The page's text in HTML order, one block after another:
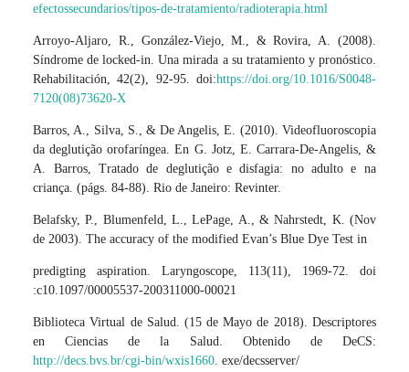
efectossecundarios/tipos-de-tratamiento/radioterapia.html
Arroyo-Aljaro, R., González-Viejo, M., & Rovira, A. (2008).
Síndrome de locked-in. Una mirada a su tratamiento y pronóstico.
Rehabilitación, 42(2), 92-95. doi:https://doi.org/10.1016/S0048-
7120(08)73620-X
Barros, A., Silva, S., & De Angelis, E. (2010). Videofluoroscopia
da deglutição orofaríngea. En G. Jotz, E. Carrara-De-Angelis, &
A. Barros, Tratado de deglutição e disfagia: no adulto e na
criança. (págs. 84-88). Rio de Janeiro: Revinter.
Belafsky, P., Blumenfeld, L., LePage, A., & Nahrstedt, K. (Nov
de 2003). The accuracy of the modified Evan’s Blue Dye Test in
predigting aspiration. Laryngoscope, 113(11), 1969-72. doi
:c10.1097/00005537-200311000-00021
Biblioteca Virtual de Salud. (15 de Mayo de 2018). Descriptores
en Ciencias de la Salud. Obtenido de DeCS:
http://decs.bvs.br/cgi-bin/wxis1660 . exe/decsserver/